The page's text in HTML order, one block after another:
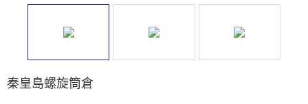
秦皇島螺旋筒倉